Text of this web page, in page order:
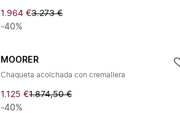
1.964 €3.273 €
-40%
MOORER
Chaqueta acolchada con cremallera
1.125 €1.874,50 €
-40%